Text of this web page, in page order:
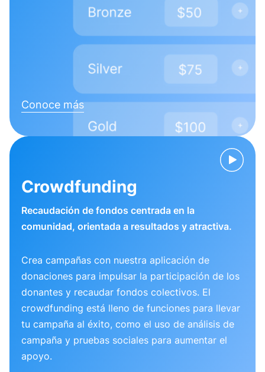
Conoce más
Crowdfunding
Recaudación de fondos centrada en la
comunidad, orientada a resultados y atractiva.
Crea campañas con nuestra aplicación de
donaciones para impulsar la participación de los
donantes y recaudar fondos colectivos. El
crowdfunding está lleno de funciones para llevar
tu campaña al éxito, como el uso de análisis de
campaña y pruebas sociales para aumentar el
apoyo.